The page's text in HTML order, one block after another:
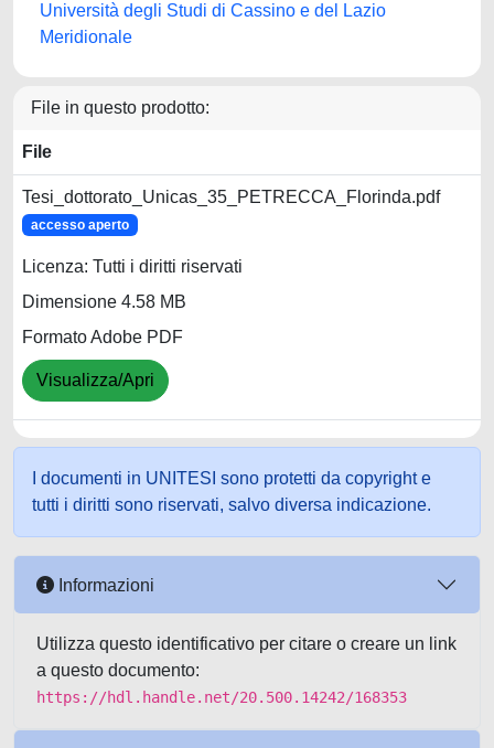
Università degli Studi di Cassino e del Lazio
Meridionale
File in questo prodotto:
File
Tesi_dottorato_Unicas_35_PETRECCA_Florinda.pdf
accesso aperto
Licenza: Tutti i diritti riservati
Dimensione 4.58 MB
Formato Adobe PDF
Visualizza/Apri
I documenti in UNITESI sono protetti da copyright e
tutti i diritti sono riservati, salvo diversa indicazione.
Informazioni
Utilizza questo identificativo per citare o creare un link
a questo documento:
https://hdl.handle.net/20.500.14242/168353